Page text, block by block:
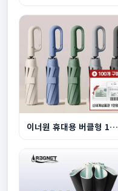
이너원 휴대용 버클형 10K 3단 자동 양우산